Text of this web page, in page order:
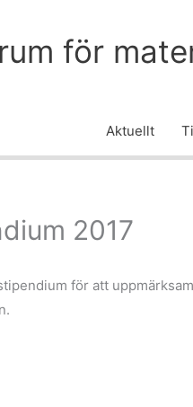
för
Aktuellt
2017
för att